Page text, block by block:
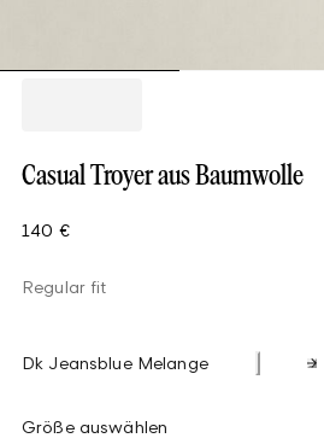
Casual Troyer aus Baumwolle
140 €
Regular fit
Dk Jeansblue Melange
Größe auswählen